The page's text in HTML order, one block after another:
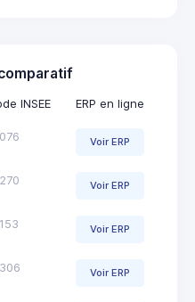
INSEE ERP en ligne
Voir ERP
Voir ERP
Voir ERP
Voir ERP